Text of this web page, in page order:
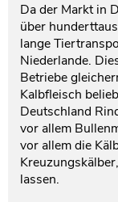
Da der Markt in
über
lange
Niederlande.
Betriebe
Kalbfleisch
Deutschland
vor allem
vor allem die
lassen.